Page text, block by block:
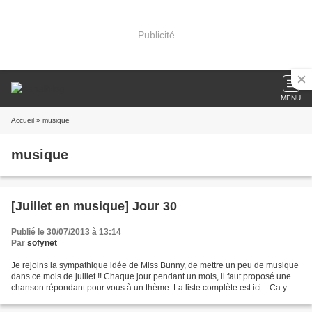
Publicité
MENU
Accueil » musique
musique
[Juillet en musique] Jour 30
Publié le 30/07/2013 à 13:14
Par sofynet
Je rejoins la sympathique idée de Miss Bunny, de mettre un peu de musique
dans ce mois de juillet !! Chaque jour pendant un mois, il faut proposé une
chanson répondant pour vous à un thème. La liste complète est ici... Ca y